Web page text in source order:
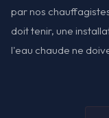
par nos
doit tenir, une
l'eau chaude ne